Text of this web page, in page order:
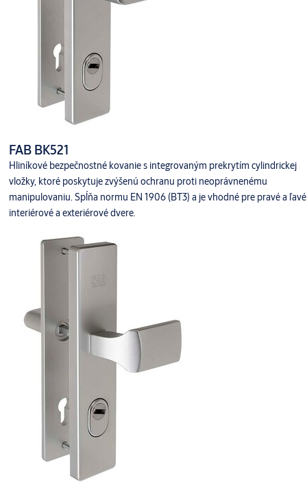
FAB BK521
Hliníkové bezpečnostné kovanie s integrovaným prekrytím cylindrickej
vložky, ktoré poskytuje zvýšenú ochranu proti neoprávnenému
manipulovaniu. Spĺňa normu EN 1906 (BT3) a je vhodné pre pravé a ľavé
interiérové a exteriérové dvere.